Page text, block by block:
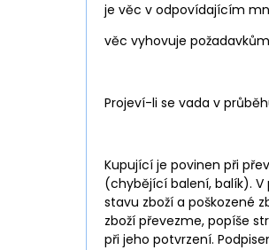
je věc v odpovídajícím
věc vyhovuje
Projeví-li se vada v
Kupující je povinen při
(chybějící balení, balík).
stavu zboží a poškozené
zboží převezme, popíše
při jeho potvrzení.